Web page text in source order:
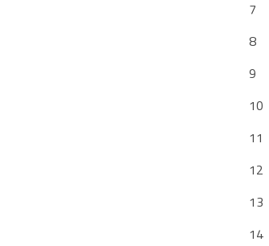
7
8
9
10
11
12
13
14